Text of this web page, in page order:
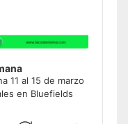
11 al 15 de marzo
en Bluefields